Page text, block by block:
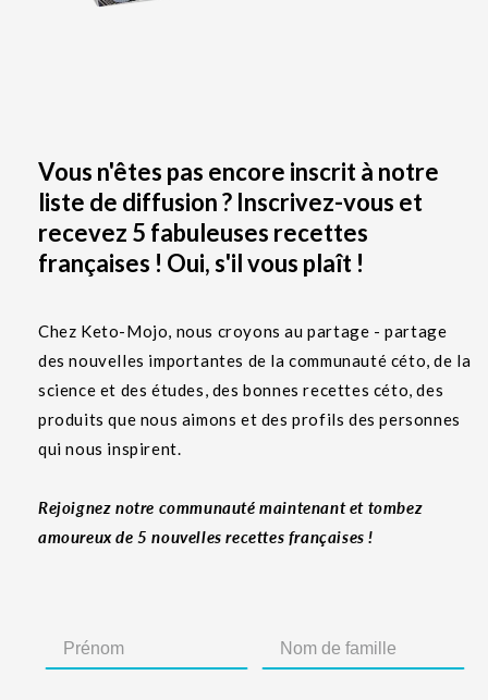
Vous n'êtes pas encore inscrit à notre
liste de diffusion ? Inscrivez-vous et
recevez 5 fabuleuses recettes
françaises ! Oui, s'il vous plaît !
Chez Keto-Mojo, nous croyons au partage - partage
des nouvelles importantes de la communauté céto, de la
science et des études, des bonnes recettes céto, des
produits que nous aimons et des profils des personnes
qui nous inspirent.
Rejoignez notre communauté maintenant et tombez
amoureux de 5 nouvelles recettes françaises !